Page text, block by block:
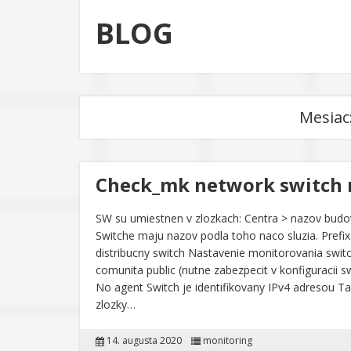
BLOG
Check_mk network switch
SW su umiestnen v zlozkach: Centra > nazov
Switche maju nazov podla toho naco sluzia.
distribucny switch Nastavenie monitorovania
comunita public (nutne zabezpecit v konfiguracii
No agent Switch je identifikovany IPv4 adresou
zlozky…
14. augusta 2020 monitoring